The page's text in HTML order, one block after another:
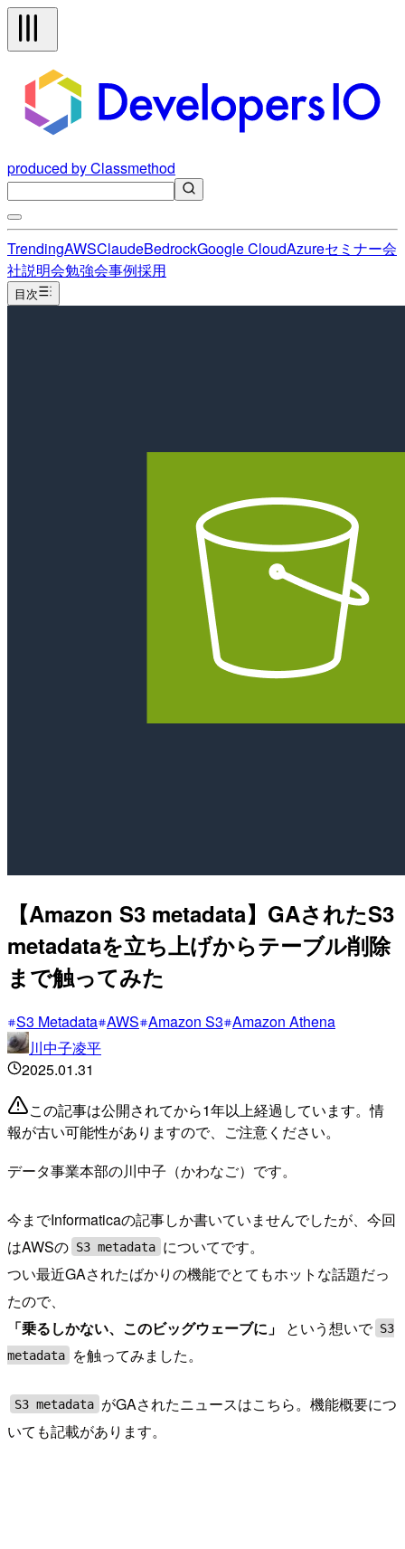
produced by Classmethod
TrendingAWSClaudeBedrockGoogle CloudAzureセミナー会
社説明会勉強会事例採用
目次
【Amazon S3 metadata】GAされたS3
metadataを立ち上げからテーブル削除
まで触ってみた
S3 Metadata AWS Amazon S3 Amazon Athena
川中子凌平
2025.01.31
この記事は公開されてから1年以上経過しています。情
報が古い可能性がありますので、ご注意ください。
データ事業本部の川中子（かわなご）です。
今までInformaticaの記事しか書いていませんでしたが、今回
はAWSの S3 metadata についてです。
つい最近GAされたばかりの機能でとてもホットな話題だっ
たので、
「乗るしかない、このビッグウェーブに」
という想いで S3
metadata
を触ってみました。
S3 metadata がGAされたニュースはこちら。機能概要につ
いても記載があります。